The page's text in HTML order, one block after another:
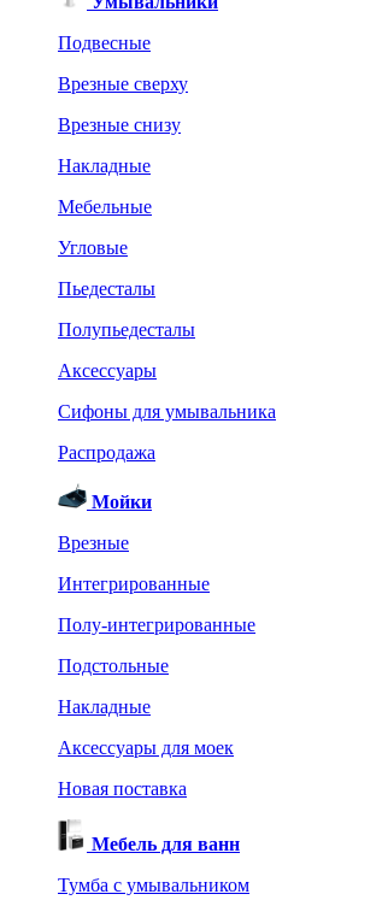
Подвесные
Врезные сверху
Врезные снизу
Накладные
Мебельные
Угловые
Пьедесталы
Полупьедесталы
Аксессуары
Сифоны для умывальника
Распродажа
Мойки
Врезные
Интегрированные
Полу-интегрированные
Подстольные
Накладные
Аксессуары для моек
Новая поставка
Мебель для ванн
Тумба с умывальником